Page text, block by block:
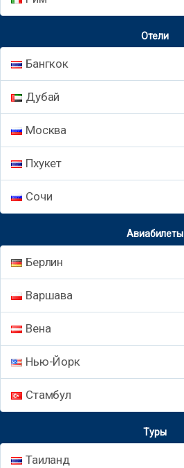
Отели
Бангкок
Дубай
Москва
Пхукет
Сочи
Авиабилеты
Берлин
Варшава
Вена
Нью-Йорк
Стамбул
Туры
Таиланд